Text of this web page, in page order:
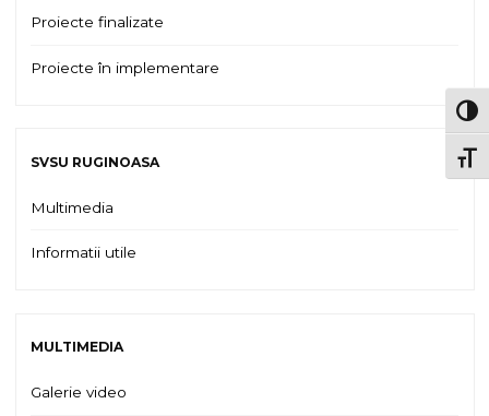
Proiecte finalizate
Proiecte în implementare
SVSU RUGINOASA
Multimedia
Informatii utile
MULTIMEDIA
Galerie video